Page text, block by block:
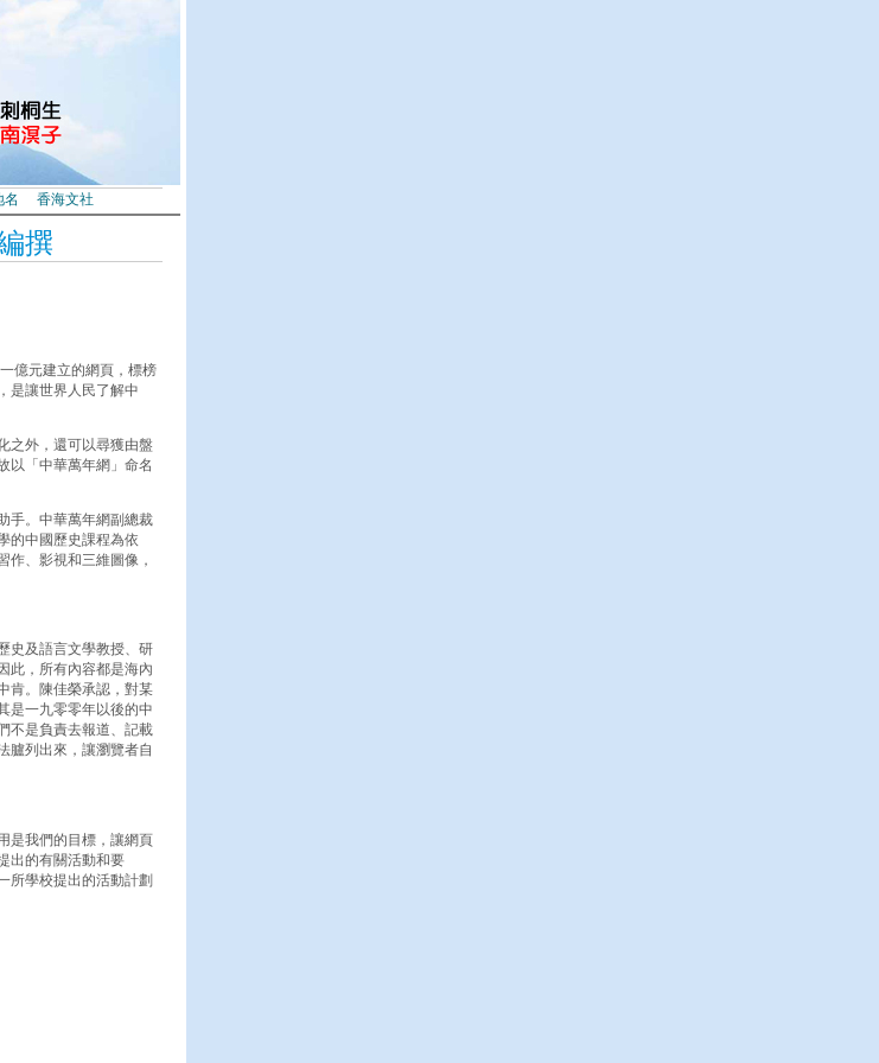
名 香海文社
撰
億元建立的網頁，標榜
是讓世界人民了解中
之外，還可以尋獲由盤
以「中華萬年網」命名
手。中華萬年網副總裁
的中國歷史課程為依
作、影視和三維圖像，
史及語言文學教授、研
此，所有內容都是海內
肯。陳佳榮承認，對某
是一九零零年以後的中
不是負責去報道、記載
臚列出來，讓瀏覽者自
是我們的目標，讓網頁
出的有關活動和要
所學校提出的活動計劃